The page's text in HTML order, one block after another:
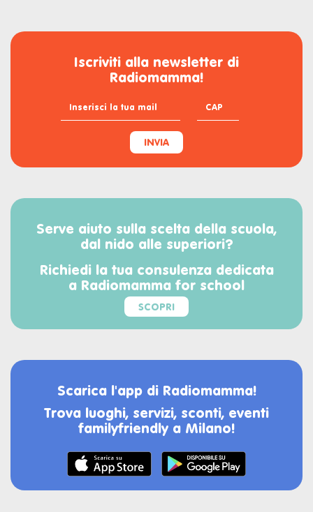
Iscriviti alla newsletter di
Radiomamma!
INVIA
Serve aiuto sulla scelta della scuola,
dal nido alle superiori?
Richiedi la tua consulenza dedicata
a Radiomamma for school
SCOPRI
Scarica l'app di Radiomamma!
Trova luoghi, servizi, sconti, eventi
familyfriendly a Milano!